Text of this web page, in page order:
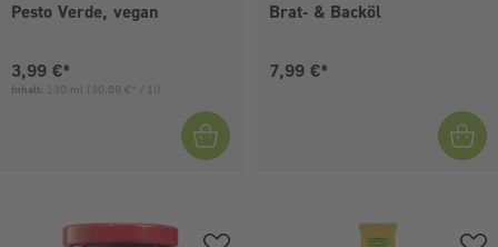
Pesto Verde, vegan
Aktueller Preis:
3,99 €*
Inhalt: 130 ml (30,69 €* / 1l)
Brat- & Backöl
Aktueller Preis:
7,99 €*